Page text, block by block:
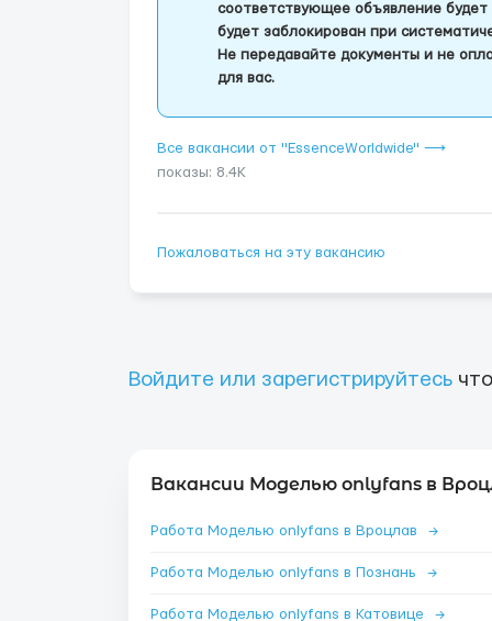
соответствующее объявление
будет заблокирован при
Не передавайте документы и не
для вас.
Все вакансии от "EssenceWorldwide" ⟶
показы: 8.4K
Пожаловаться на эту вакансию
Войдите или зарегистрируйтесь
Вакансии Моделью onlyfans в
Работа Моделью onlyfans в Вроцлав →
Работа Моделью onlyfans в Познань →
Работа Моделью onlyfans в Катовице →